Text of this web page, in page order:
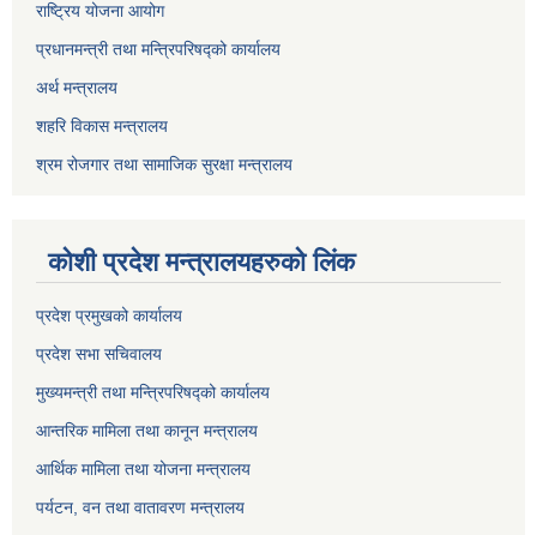
राष्ट्रिय योजना आयोग
प्रधानमन्त्री तथा मन्त्रिपरिषद्को कार्यालय
अर्थ मन्त्रालय
शहरि विकास मन्त्रालय
श्रम रोजगार तथा सामाजिक सुरक्षा मन्त्रालय
कोशी प्रदेश मन्त्रालयहरुको लिंक
प्रदेश प्रमुखको कार्यालय
प्रदेश सभा सचिवालय
मुख्यमन्त्री तथा मन्त्रिपरिषद्को कार्यालय
आन्तरिक मामिला तथा कानून मन्त्रालय
आर्थिक मामिला तथा योजना मन्त्रालय
पर्यटन, वन तथा वातावरण मन्त्रालय